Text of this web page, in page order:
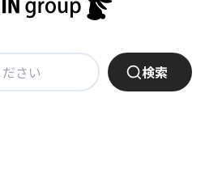
くために
検索